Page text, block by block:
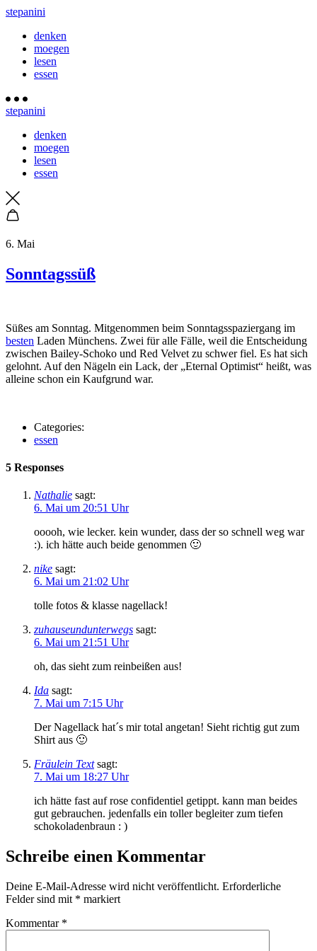
stepanini
denken
moegen
lesen
essen
stepanini
denken
moegen
lesen
essen
6. Mai
Sonntagssüß
Süßes am Sonntag. Mitgenommen beim Sonntagsspaziergang im
besten Laden Münchens. Zwei für alle Fälle, weil die Entscheidung
zwischen Bailey-Schoko und Red Velvet zu schwer fiel. Es hat sich
gelohnt. Auf den Nägeln ein Lack, der „Eternal Optimist“ heißt, was
alleine schon ein Kaufgrund war.
Categories:
essen
5 Responses
Nathalie sagt:
6. Mai um 20:51 Uhr
ooooh, wie lecker. kein wunder, dass der so schnell weg war
:). ich hätte auch beide genommen 🙂
nike sagt:
6. Mai um 21:02 Uhr
tolle fotos & klasse nagellack!
zuhauseundunterwegs sagt:
6. Mai um 21:51 Uhr
oh, das sieht zum reinbeißen aus!
Ida sagt:
7. Mai um 7:15 Uhr
Der Nagellack hat´s mir total angetan! Sieht richtig gut zum
Shirt aus 🙂
Fräulein Text sagt:
7. Mai um 18:27 Uhr
ich hätte fast auf rose confidentiel getippt. kann man beides
gut gebrauchen. jedenfalls ein toller begleiter zum tiefen
schokoladenbraun : )
Schreibe einen Kommentar
Deine E-Mail-Adresse wird nicht veröffentlicht. Erforderliche
Felder sind mit * markiert
Kommentar *